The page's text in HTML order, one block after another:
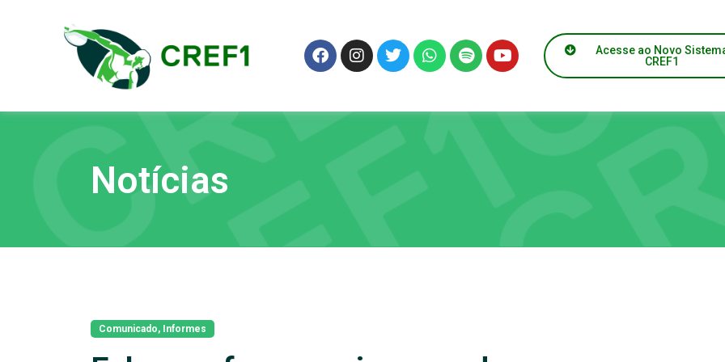
Acesse ao Novo
CREF1
Notícias
Comunicado, Informes